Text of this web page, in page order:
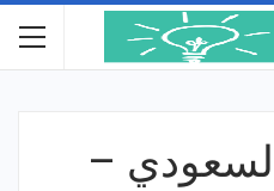
السعودي –